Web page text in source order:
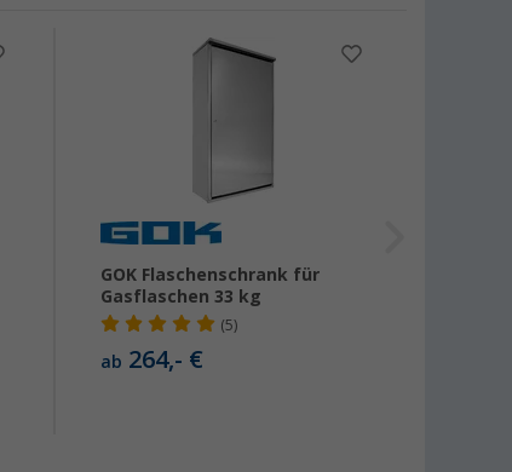
GOK Flaschenschrank für
Gasflaschen 33 kg
(5)
ab 264,- €